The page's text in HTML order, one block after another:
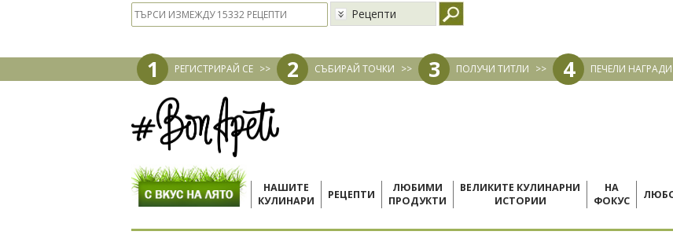
Рецепти
1 РЕГИСТРИРАЙ СЕ >> 2 СЪБИРАЙ ТОЧКИ >> 3 ПОЛУЧИ ТИТЛИ >> 4 ПЕЧЕЛИ НАГРАДИ
НАШИТЕ
КУЛИНАРИ
РЕЦЕПТИ
ЛЮБИМИ
ПРОДУКТИ
ВЕЛИКИТЕ КУЛИНАРНИ
ИСТОРИИ
НА
ФОКУС